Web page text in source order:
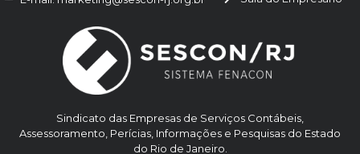
Sindicato das Empresas de Serviços Contábeis,
Assessoramento, Perícias, Informações e Pesquisas do Estado
do Rio de Janeiro.